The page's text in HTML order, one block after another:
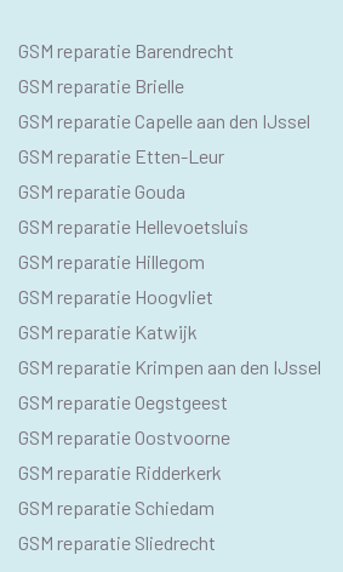
SEO
GSM
GSM reparatie Barendrecht
GSM reparatie Brielle
GSM reparatie Capelle aan den IJssel
GSM reparatie Etten-Leur
GSM reparatie Gouda
GSM reparatie Hellevoetsluis
GSM reparatie Hillegom
GSM reparatie Hoogvliet
GSM reparatie Katwijk
GSM reparatie Krimpen aan den IJssel
GSM reparatie Oegstgeest
GSM reparatie Oostvoorne
GSM reparatie Ridderkerk
GSM reparatie Schiedam
GSM reparatie Sliedrecht